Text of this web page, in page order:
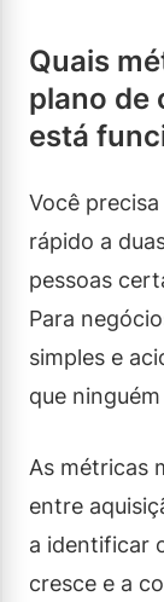
Quais
plano de
está
Você
rápido a
pessoas
Para
simples e
que ninguém
As métricas
entre
a identificar
cresce e a